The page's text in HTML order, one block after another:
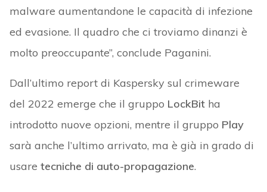
malware aumentandone le capacità di infezione
ed evasione. Il quadro che ci troviamo dinanzi è
molto preoccupante”, conclude Paganini.
Dall’ultimo report di Kaspersky sul crimeware
del 2022 emerge che il gruppo LockBitha
introdotto nuove opzioni, mentre il gruppo Play
sarà anche l’ultimo arrivato, ma è già in grado di
usare tecniche di auto-propagazione.